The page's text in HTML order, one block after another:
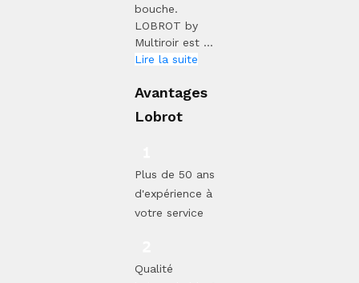
bouche.
LOBROT by
Multiroir est ...
Lire la suite
Avantages
Lobrot
Plus de 50 ans
d'expérience à
votre service
Qualité